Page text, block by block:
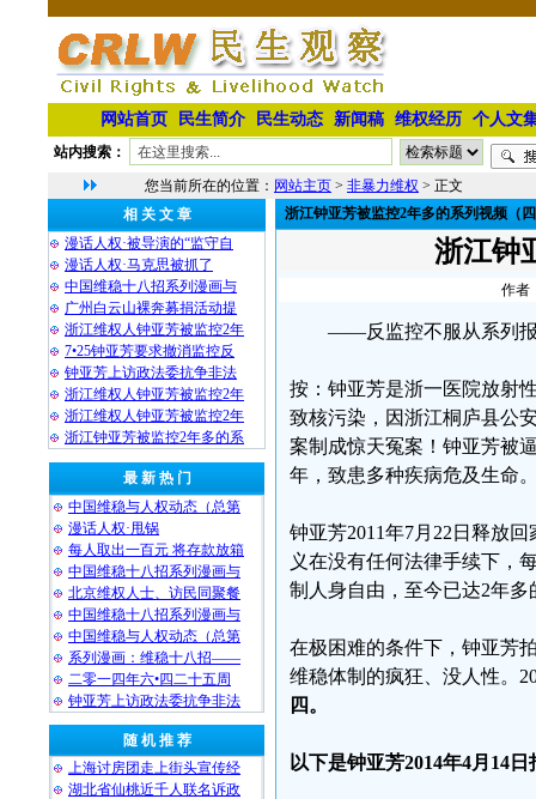
网站首页 民生简介 民生动态 新闻稿 维权经历 个人文
站内搜索：
您当前所在的位置： 网站主页 > 非暴力维权 > 正文
相 关 文 章
漫话人权·被导演的“监守自
漫话人权·马克思被抓了
中国维稳十八招系列漫画与
广州白云山裸奔募捐活动提
浙江维权人钟亚芳被监控2年
7•25钟亚芳要求撤消监控反
钟亚芳上访政法委抗争非法
浙江维权人钟亚芳被监控2年
浙江维权人钟亚芳被监控2年
浙江钟亚芳被监控2年多的系
最 新 热 门
中国维稳与人权动态（总第
漫话人权·甩锅
每人取出一百元 将存款放箱
中国维稳十八招系列漫画与
北京维权人士、访民同聚餐
中国维稳十八招系列漫画与
中国维稳与人权动态（总第
系列漫画：维稳十八招——
二零一四年六•四二十五周
钟亚芳上访政法委抗争非法
随 机 推 荐
上海讨房团走上街头宣传经
湖北省仙桃近千人联名诉政
浙江钟亚芳被监控2年多的系列视频（
浙江钟
作者
——反监控不服从系列
按：钟亚芳是浙一医院放射
致核污染，因浙江桐庐县公
案制成惊天冤案！钟亚芳被
年，致患多种疾病危及生命
钟亚芳2011年7月22日释放
义在没有任何法律手续下，
制人身自由，至今已达2年
在极困难的条件下，钟亚芳
维稳体制的疯狂、没人性。
四。
以下是钟亚芳2014年4月14